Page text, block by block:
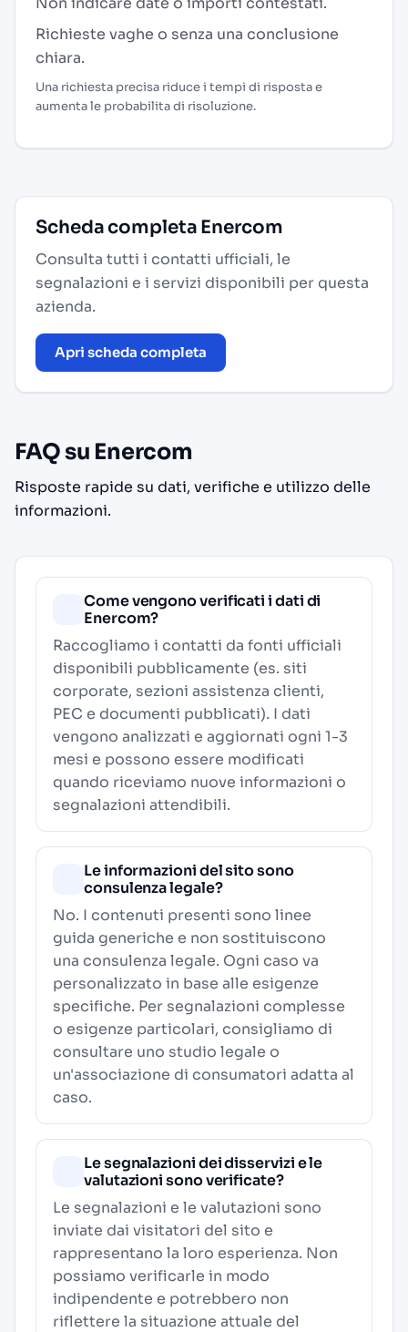
Richieste vaghe o senza una conclusione
chiara.
Una richiesta precisa riduce i tempi di risposta e
aumenta le probabilita di risoluzione.
Scheda completa Enercom
Consulta tutti i contatti ufficiali, le
segnalazioni e i servizi disponibili per questa
azienda.
Apri scheda completa
FAQ su Enercom
Risposte rapide su dati, verifiche e utilizzo delle
informazioni.
Come vengono verificati i dati di
Enercom?
Raccogliamo i contatti da fonti ufficiali
disponibili pubblicamente (es. siti
corporate, sezioni assistenza clienti,
PEC e documenti pubblicati). I dati
vengono analizzati e aggiornati ogni 1-3
mesi e possono essere modificati
quando riceviamo nuove informazioni o
segnalazioni attendibili.
Le informazioni del sito sono
consulenza legale?
No. I contenuti presenti sono linee
guida generiche e non sostituiscono
una consulenza legale. Ogni caso va
personalizzato in base alle esigenze
specifiche. Per segnalazioni complesse
o esigenze particolari, consigliamo di
consultare uno studio legale o
un'associazione di consumatori adatta al
caso.
Le segnalazioni dei disservizi e le
valutazioni sono verificate?
Le segnalazioni e le valutazioni sono
inviate dai visitatori del sito e
rappresentano la loro esperienza. Non
possiamo verificarle in modo
indipendente e potrebbero non
riflettere la situazione attuale del